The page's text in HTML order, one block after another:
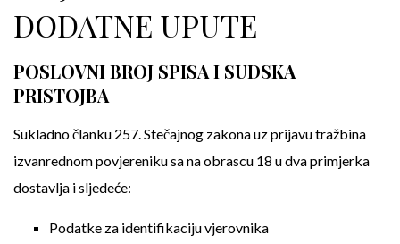
DODATNE UPUTE
POSLOVNI BROJ SPISA I SUDSKA
PRISTOJBA
Sukladno članku 257. Stečajnog zakona uz prijavu tražbina
izvanrednom povjereniku sa na obrascu 18 u dva primjerka
dostavlja i sljedeće:
Podatke za identifikaciju vjerovnika